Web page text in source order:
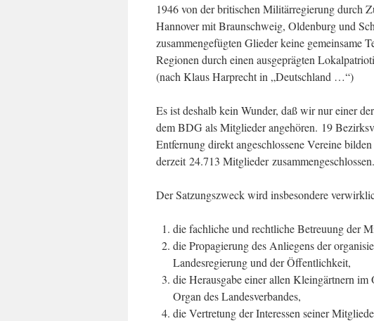
1946 von der britischen Militärregierung durch
Hannover mit Braunschweig, Oldenburg und
zusammengefügten Glieder keine gemeinsame
Regionen durch einen ausgeprägten
(nach Klaus Harprecht in „Deutschland …“)
Es ist deshalb kein Wunder, daß wir nur einer
dem BDG als Mitglieder angehören. 19
Entfernung direkt angeschlossene Vereine
derzeit 24.713 Mitglieder zusammengeschlossen.
Der Satzungszweck wird insbesondere
die fachliche und rechtliche Betreuung der
die Propagierung des Anliegens der
Landesregierung und der Öffentlichkeit,
die Herausgabe einer allen Kleingärtnern
Organ des Landesverbandes,
die Vertretung der Interessen seiner